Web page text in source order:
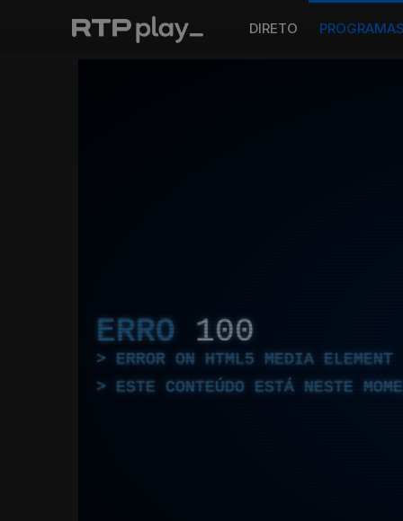
DIRETO PROGRAMAS
ERRO 100
ERROR ON HTML5 MEDIA ELEMENT
ESTE CONTEÚDO ESTÁ NESTE